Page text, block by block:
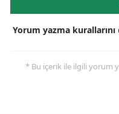
Yorum yazma kurallarını
* Bu içerik ile ilgili yorum